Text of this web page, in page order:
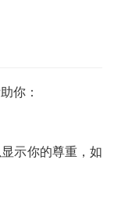
你：
示你的尊重，如